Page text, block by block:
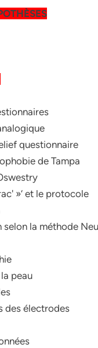
questionnaire
de Tampa
»‘ et le protocole
selon la méthode
peau
des électrodes